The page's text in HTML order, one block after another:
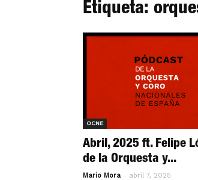
Etiqueta:
OCNE
Abril, 2025 ft. Felipe
de la Orquesta y...
Mario Mora - abril 7, 2025